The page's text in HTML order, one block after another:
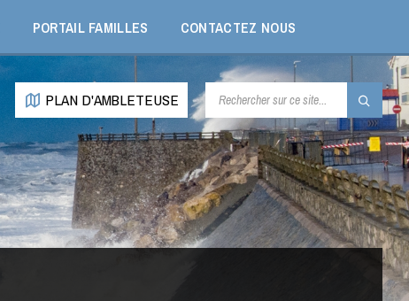
PORTAIL FAMILLES CONTACTEZ NOUS
PLAN D'AMBLETEUSE RECHERCHE: